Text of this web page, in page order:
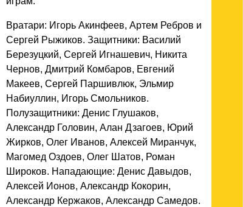
Вратари: Игорь Акинфеев, Артем Ребров и
Сергей Рыжиков. Защитники: Василий
Березуцкий, Сергей Игнашевич, Никита
Чернов, Дмитрий Комбаров, Евгений
Макеев, Сергей Паршивлюк, Эльмир
Набиуллин, Игорь Смольников.
Полузащитники: Денис Глушаков,
Александр Головин, Алан Дзагоев, Юрий
Жирков, Олег Иванов, Алексей Миранчук,
Магомед Оздоев, Олег Шатов, Роман
Широков. Нападающие: Денис Давыдов,
Алексей Ионов, Александр Кокорин,
Александр Кержаков, Александр Самедов.